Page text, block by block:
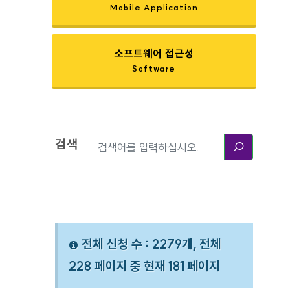
Mobile Application
소프트웨어 접근성
Software
검색옵션
검색
전체 신청 수 : 2279개, 전체
228 페이지 중 현재 181 페이지